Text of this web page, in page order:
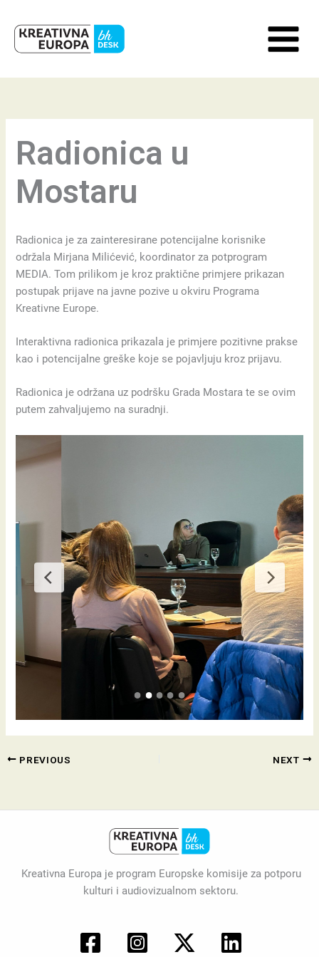
content
Radionica u
Mostaru
Radionica je za zainteresirane potencijalne korisnike
održala Mirjana Milićević, koordinator za potprogram
MEDIA. Tom prilikom je kroz praktične primjere prikazan
postupak prijave na javne pozive u okviru Programa
Kreativne Europe.
Interaktivna radionica prikazala je primjere pozitivne prakse
kao i potencijalne greške koje se pojavljuju kroz prijavu.
Radionica je održana uz podršku Grada Mostara te se ovim
putem zahvaljujemo na suradnji.
PREVIOUS NEXT
Kreativna Europa je program Europske komisije za potporu
kulturi i audiovizualnom sektoru.